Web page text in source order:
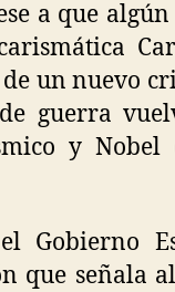
a que
un nuevo
guerra
y
Gobierno
que señala